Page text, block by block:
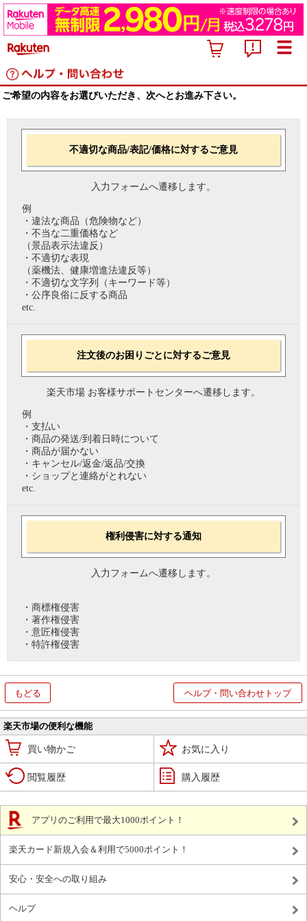
ご希望の内容をお選びいただき、次へとお進み下さい。
不適切な商品/表記/価格に対するご意見
入力フォームへ遷移します。
例
・違法な商品（危険物など）
・不当な二重価格など
（景品表示法違反）
・不適切な表現
（薬機法、健康増進法違反等）
・不適切な文字列（キーワード等）
・公序良俗に反する商品
etc.
注文後のお困りごとに対するご意見
楽天市場 お客様サポートセンターへ遷移します。
例
・支払い
・商品の発送/到着日時について
・商品が届かない
・キャンセル/返金/返品/交換
・ショップと連絡がとれない
etc.
権利侵害に対する通知
入力フォームへ遷移します。
・商標権侵害
・著作権侵害
・意匠権侵害
・特許権侵害
もどる ヘルプ・問い合わせトップ
楽天市場の便利な機能
買い物かご お気に入り
閲覧履歴 購入履歴
アプリのご利用で最大1000ポイント！
楽天カード新規入会＆利用で5000ポイント！
安心・安全への取り組み
ヘルプ